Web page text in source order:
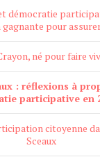
démocratie
pour
né pour faire
: réflexions à
participative en
citoyenne
Sceaux